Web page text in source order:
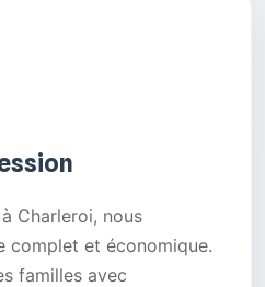
Charleroi, nous
complet et économique.
familles avec